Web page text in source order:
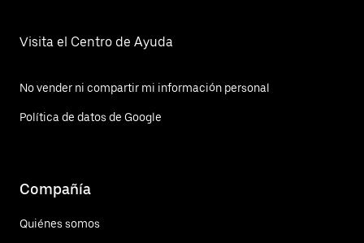
Visita el Centro de Ayuda
No vender ni compartir mi información personal
Política de datos de Google
Compañía
Quiénes somos